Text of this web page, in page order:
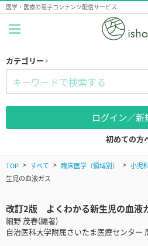
医学・医療の電子コンテンツ配信サービス
カテゴリー
ログイン／新
初めての方
TOP すべて 臨床医学（領域別） 小児
生児の血液ガス
改訂2版 よくわかる新生児の血液
細野 茂春(編著)
自治医科大学附属さいたま医療センター